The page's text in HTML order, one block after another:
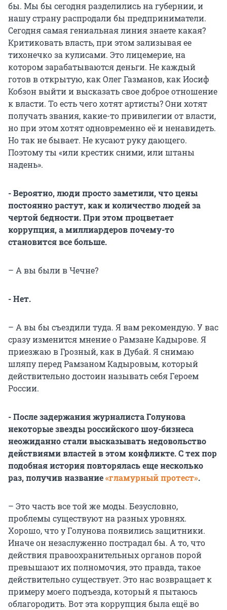
бы. Мы бы сегодня разделились на губернии, и
нашу страну распродали бы предприниматели.
Сегодня самая гениальная линия знаете какая?
Критиковать власть, при этом зализывая ее
тихонечко за кулисами. Это лицемерие, на
котором зарабатываются деньги. Не каждый
готов в открытую, как Олег Газманов, как Иосиф
Кобзон выйти и высказать свое доброе отношение
к власти. То есть чего хотят артисты? Они хотят
получать звания, какие-то привилегии от власти,
но при этом хотят одновременно её и ненавидеть.
Но так не бывает. Не кусают руку дающего.
Поэтому ты «или крестик сними, или штаны
надень».
- Вероятно, люди просто заметили, что цены
постоянно растут, как и количество людей за
чертой бедности. При этом процветает
коррупция, а миллиардеров почему-то
становится все больше.
– А вы были в Чечне?
- Нет.
– А вы бы съездили туда. Я вам рекомендую. У вас
сразу изменится мнение о Рамзане Кадырове. Я
приезжаю в Грозный, как в Дубай. Я снимаю
шляпу перед Рамзаном Кадыровым, который
действительно достоин называть себя Героем
России.
- После задержания журналиста Голунова
некоторые звезды российского шоу-бизнеса
неожиданно стали высказывать недовольство
действиями властей в этом конфликте. С тех пор
подобная история повторялась еще несколько
раз, получив название«гламурный протест».
– Это часть все той же моды. Безусловно,
проблемы существуют на разных уровнях.
Хорошо, что у Голунова появились защитники.
Иначе он незаслуженно пострадал бы. А то, что
действия правоохранительных органов порой
превышают их полномочия, это правда, такое
действительно существует. Это нас возвращает к
примеру моего подъезда, который я пытаюсь
облагородить. Вот эта коррупция была ещё во